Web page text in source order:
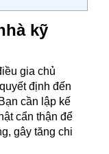
kỹ
gia chủ
định đến
cần lập kế
cẩn thận để
gây tăng chi